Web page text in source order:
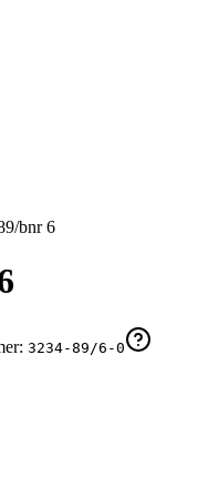
/bnr6
3234-89/6-0